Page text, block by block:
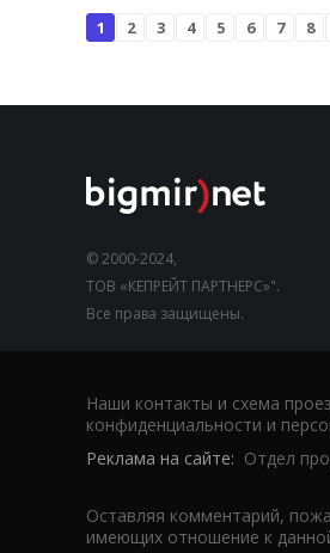
1 2 3 4 5 6 7 8
© 2000-2024,
ТОВ «КЕПРЕЙТ ПАРТНЕРС»".
Все права защищены.
Наши контакты и схема
конфиденциальности и
Реклама на сайте: Отдел
Оставляя комментарий,
имеющих отношение к